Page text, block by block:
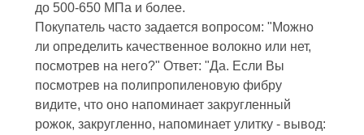
до 500-650 МПа и более.
Покупатель часто задается вопросом: "Можно
ли определить качественное волокно или нет,
посмотрев на него?" Ответ: "Да. Если Вы
посмотрев на полипропиленовую фибру
видите, что оно напоминает закругленный
рожок, закругленно, напоминает улитку - вывод: